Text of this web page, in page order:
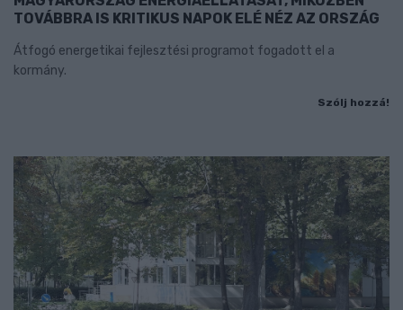
TOVÁBBRA IS KRITIKUS NAPOK ELÉ NÉZ AZ ORSZÁG
Átfogó energetikai fejlesztési programot fogadott el a
kormány.
Szólj hozzá!